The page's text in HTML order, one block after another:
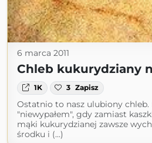
6 marca 2011
Chleb kukurydziany
1K 3 Zapisz
Ostatnio to nasz ulubiony chleb.
"niewypałem", gdy zamiast
mąki kukurydzianej zawsze
środku i (...)